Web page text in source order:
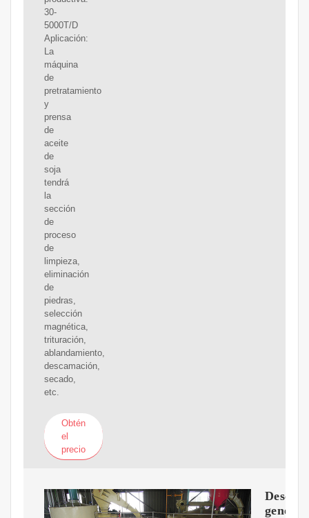
30-
5000T/D
Aplicación:
La
máquina
de
pretratamiento
y
prensa
de
aceite
de
soja
tendrá
la
sección
de
proceso
de
limpieza,
eliminación
de
piedras,
selección
magnética,
trituración,
ablandamiento,
descamación,
secado,
etc.
Obtén
el
precio
general